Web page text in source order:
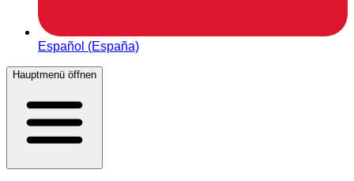
Español (España)
Hauptmenü öffnen